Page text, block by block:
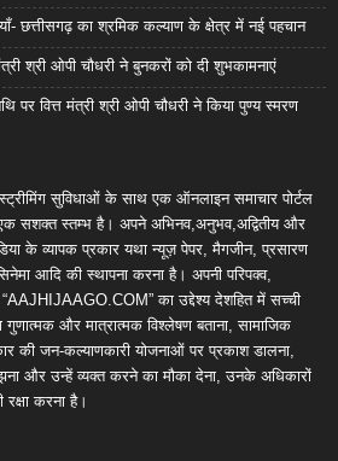
छत्तीसगढ़ का श्रमिक कल्याण के क्षेत्र में नई पहचान
श्री ओपी चौधरी ने बुनकरों को दी शुभकामनाएं
पर वित्त मंत्री श्री ओपी चौधरी ने किया पुण्य स्मरण
सुविधाओं के साथ एक ऑनलाइन समाचार पोर्टल
एक सशक्त स्तम्भ है। अपने अभिनव,अनुभव,अद्वितीय और
के व्यापक प्रकार यथा न्यूज़ पेपर, मैगजीन, प्रसारण
आदि की स्थापना करना है। अपनी परिपक्व,
“AAJHIJAAGO.COM” का उद्देश्य देशहित में सच्ची
और मात्रात्मक विश्लेषण बताना, सामाजिक
की जन-कल्याणकारी योजनाओं पर प्रकाश डालना,
और उन्हें व्यक्त करने का मौका देना, उनके अधिकारों
करना है।